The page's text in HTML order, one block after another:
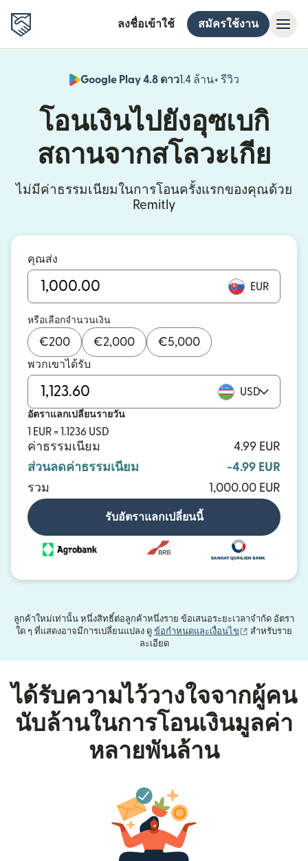
ลงชื่อเข้าใช้ สมัครใช้งาน
Google Play 4.8 ดาว1.4 ล้าน+ รีวิว
(เปิดในหน้าต่
โอนเงินไปยังอุซเบกิ
สถานจากสโลวะเกีย
ไม่มีค่าธรรมเนียมในการโอนครั้งแรกของคุณด้วย
Remitly
คุณส่ง
EUR
หรือเลือกจำนวนเงิน
€200 €2,000 €5,000
พวกเขาได้รับ
USD
อัตราแลกเปลี่ยนรายวัน
1 EUR = 1.1236 USD
ค่าธรรมเนียม
4.99 EUR
ส่วนลดค่าธรรมเนียม
-4.99 EUR
รวม
1,000.00 EUR
รับอัตราแลกเปลี่ยนนี้
ลูกค้าใหม่เท่านั้น หนึ่งสิทธิ์ต่อลูกค้าหนึ่งราย ข้อเสนอระยะเวลาจำกัด อัตรา
ใด ๆ ที่แสดงอาจมีการเปลี่ยนแปลง ดู ข้อกำหนดและเงื่อนไข (เปิดในหน้าต่า
สำหรับราย
ละเอียด
ได้รับความไว้วางใจจากผู้คน
นับล้านในการโอนเงินมูลค่า
หลายพันล้าน